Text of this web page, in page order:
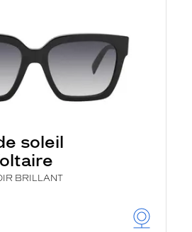
soleil
BRILLANT